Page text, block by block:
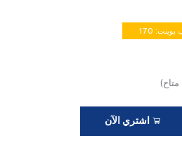
170
متاح)
اشتري الآن